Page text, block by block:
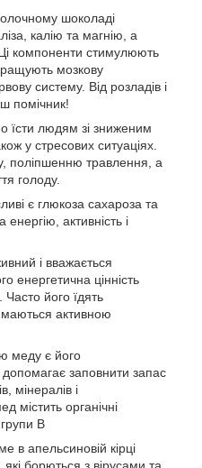
шоколаді
калію та магнію, а
компоненти стимулюють
мозкову
систему. Від розладів і
помічник!
їсти людям зі зниженим
у стресових ситуаціях.
поліпшенню травлення, а
голоду.
є глюкоза сахароза та
енергію, активність і
і вважається
енергетична цінність
його їдять
активною
меду є його
заповнити запас
мінералів і
містить органічні
групи B
в апельсиновій кірці
борються з вірусами та